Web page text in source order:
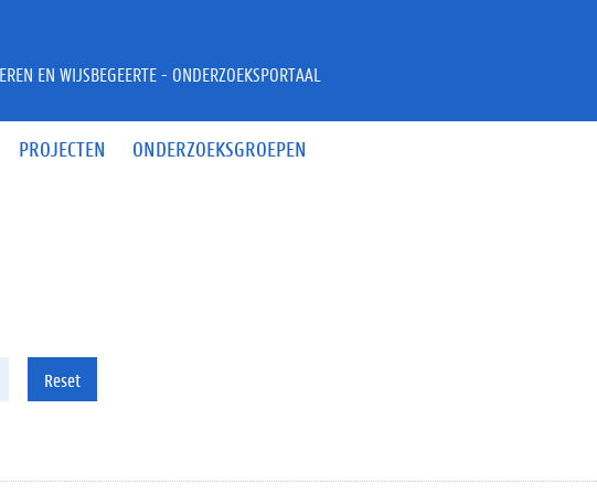
PROJECTEN ONDERZOEKSGROEPEN
EN WIJSBEGEERTE - ONDERZOEKSPORTAAL
Reset